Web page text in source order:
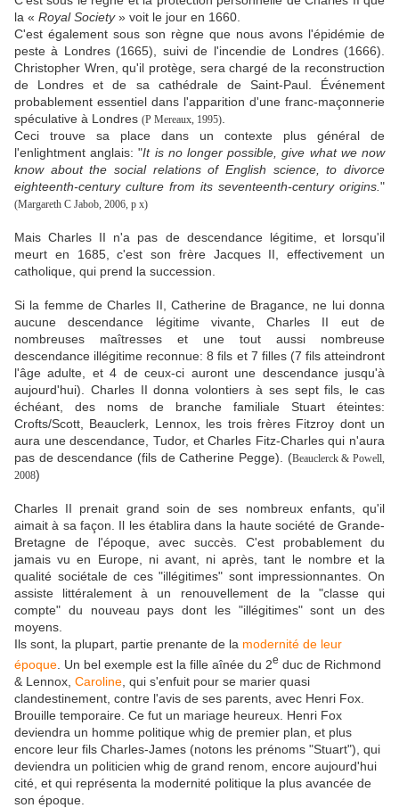
la « Royal Society» voit le jour en 1660.
C'est également sous son règne que nous avons l'épidémie de
peste à Londres (1665), suivi de l'incendie de Londres (1666).
Christopher Wren, qu'il protège, sera chargé de la reconstruction
de Londres et de sa cathédrale de Saint-Paul. Événement
probablement essentiel dans l'apparition d'une franc-maçonnerie
spéculative à Londres (P Mereaux, 1995)
Ceci trouve sa place dans un contexte plus général de
l'enlightment anglais: "It is no longer possible, give what we now
know about the social relations of English science, to divorce
eighteenth-century culture from its seventeenth-century origins. "
(Margareth C Jabob, 2006, p x)
Mais Charles II n'a pas de descendance légitime, et lorsqu'il
meurt en 1685, c'est son frère Jacques II, effectivement un
catholique, qui prend la succession.
Si la femme de Charles II, Catherine de Bragance, ne lui donna
aucune descendance légitime vivante, Charles II eut de
nombreuses maîtresses et une tout aussi nombreuse
descendance illégitime reconnue: 8 fils et 7 filles (7 fils atteindront
l'âge adulte, et 4 de ceux-ci auront une descendance jusqu'à
aujourd'hui). Charles II donna volontiers à ses sept fils, le cas
échéant, des noms de branche familiale Stuart éteintes:
Crofts/Scott, Beauclerk, Lennox, les trois frères Fitzroy dont un
aura une descendance, Tudor, et Charles Fitz-Charles qui n'aura
pas de descendance (fils de Catherine Pegge). (Beauclerck & Powell,
2008)
Charles II prenait grand soin de ses nombreux enfants, qu'il
aimait à sa façon. Il les établira dans la haute société de Grande-
Bretagne de l'époque, avec succès. C'est probablement du
jamais vu en Europe, ni avant, ni après, tant le nombre et la
qualité sociétale de ces "illégitimes" sont impressionnantes. On
assiste littéralement à un renouvellement de la "classe qui
compte" du nouveau pays dont les "illégitimes" sont un des
moyens.
Ils sont, la plupart, partie prenante de la modernité de leur
époque . Un bel exemple est la fille aînée du 2e duc de Richmond
& Lennox, Caroline , qui s'enfuit pour se marier quasi
clandestinement, contre l'avis de ses parents, avec Henri Fox.
Brouille temporaire. Ce fut un mariage heureux. Henri Fox
deviendra un homme politique whig de premier plan, et plus
encore leur fils Charles-James (notons les prénoms "Stuart"), qui
deviendra un politicien whig de grand renom, encore aujourd'hui
cité, et qui représenta la modernité politique la plus avancée de
son époque.